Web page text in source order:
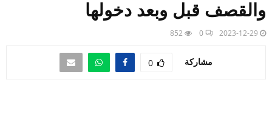
والقصف قبل وبعد دخولها
2023-12-29
0
852
مشاركة 0